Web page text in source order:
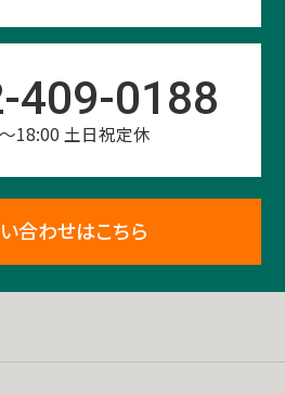
409-0188
18:00 土日祝定休
合わせはこちら